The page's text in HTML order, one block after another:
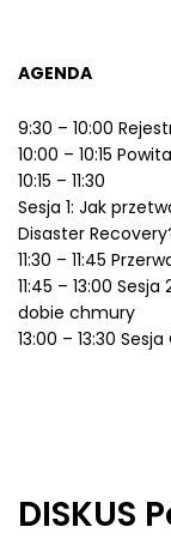
AGENDA
9:30 – 10:00
10:00 – 10:15
10:15 – 11:30
Sesja 1: Jak
Disaster
11:30 – 11:45
11:45 – 13:00
dobie chmury
13:00 – 13:30
DISKUS